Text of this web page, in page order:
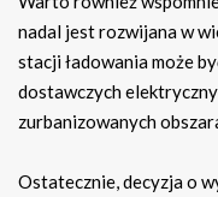
nadal jest rozwijana w
stacji ładowania może
dostawczych
zurbanizowanych
Ostatecznie, decyzja o